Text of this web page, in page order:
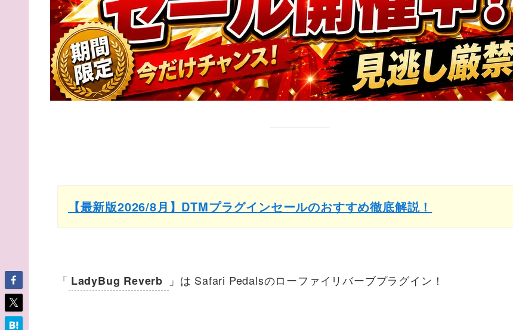
【最新版2026/8月】DTMプラグインセールのおすすめ徹底解説！
「 LadyBug Reverb 」は Safari Pedalsのローファイリバーブプラグイン！